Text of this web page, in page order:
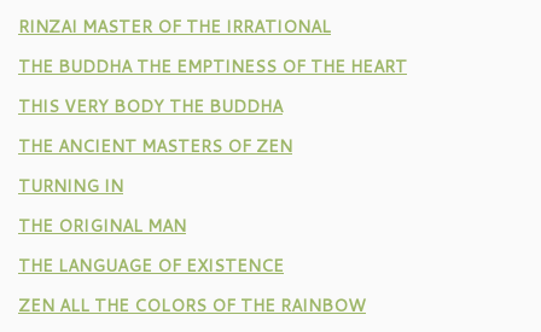
RINZAI MASTER OF THE IRRATIONAL
THE BUDDHA THE EMPTINESS OF THE HEART
THIS VERY BODY THE BUDDHA
THE ANCIENT MASTERS OF ZEN
TURNING IN
THE ORIGINAL MAN
THE LANGUAGE OF EXISTENCE
ZEN ALL THE COLORS OF THE RAINBOW